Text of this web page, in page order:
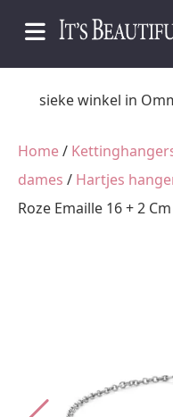
Fysieke winkel in
Home/
dames / Hartjes
Roze Emaille 16 + 2